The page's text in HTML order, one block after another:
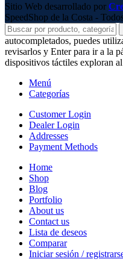
Sitio Web desarrollado por
SpeedShop de la Costa -
autocompletados, puedes
revisarlos y Enter para ir a la
dispositivos táctiles exploran
Menú
Categorías
Customer Login
Dealer Login
Addresses
Payment Methods
Home
Shop
Blog
Portfolio
About us
Contact us
Lista de deseos
Comparar
Iniciar sesión /